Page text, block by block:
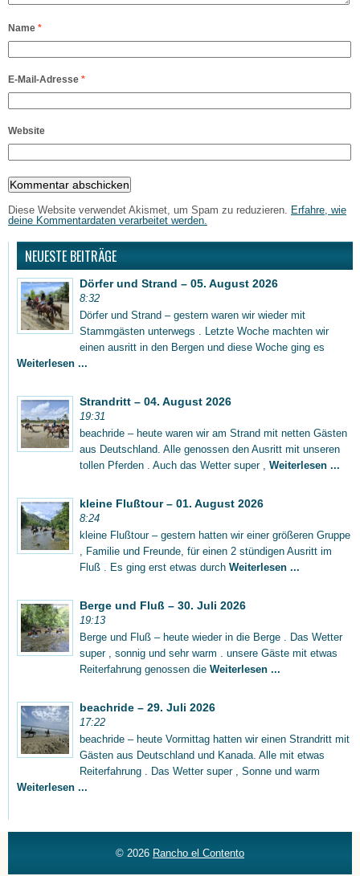
Name *
E-Mail-Adresse *
Website
Diese Website verwendet Akismet, um Spam zu reduzieren. Erfahre, wie
deine Kommentardaten verarbeitet werden.
NEUESTE BEITRÄGE
Dörfer und Strand – 05. August 2026
8:32
Dörfer und Strand – gestern waren wir wieder mit
Stammgästen unterwegs . Letzte Woche machten wir
einen ausritt in den Bergen und diese Woche ging es
Weiterlesen ...
Strandritt – 04. August 2026
19:31
beachride – heute waren wir am Strand mit netten Gästen
aus Deutschland. Alle genossen den Ausritt mit unseren
tollen Pferden . Auch das Wetter super , Weiterlesen ...
kleine Flußtour – 01. August 2026
8:24
kleine Flußtour – gestern hatten wir einer größeren Gruppe
, Familie und Freunde, für einen 2 stündigen Ausritt im
Fluß . Es ging erst etwas durch Weiterlesen ...
Berge und Fluß – 30. Juli 2026
19:13
Berge und Fluß – heute wieder in die Berge . Das Wetter
super , sonnig und sehr warm . unsere Gäste mit etwas
Reiterfahrung genossen die Weiterlesen ...
beachride – 29. Juli 2026
17:22
beachride – heute Vormittag hatten wir einen Strandritt mit
Gästen aus Deutschland und Kanada. Alle mit etwas
Reiterfahrung . Das Wetter super , Sonne und warm
Weiterlesen ...
© 2026 Rancho el Contento